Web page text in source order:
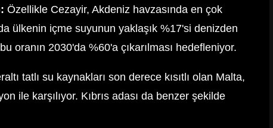
Özellikle Cezayir, Akdeniz havzasında en çok
ülkenin içme suyunun yaklaşık %17'si denizden
oranın 2030'da %60'a çıkarılması hedefleniyor.
tatlı su kaynakları son derece kısıtlı olan Malta,
ile karşılıyor. Kıbrıs adası da benzer şekilde